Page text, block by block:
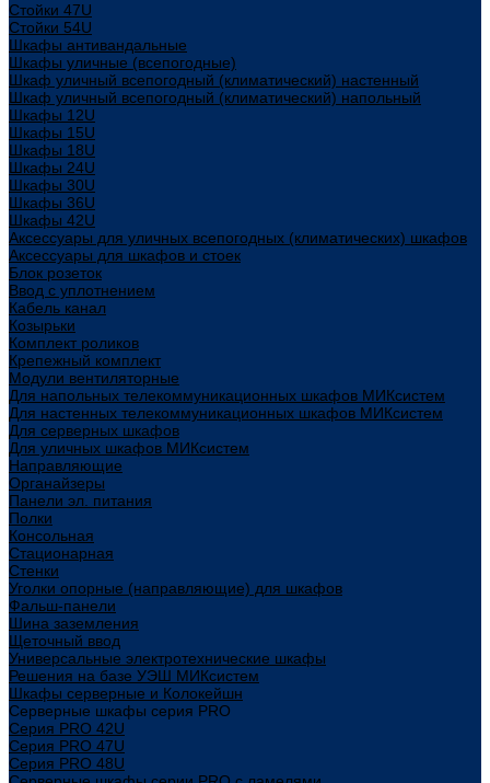
Стойки 47U
Стойки 54U
Шкафы антивандальные
Шкафы уличные (всепогодные)
Шкаф уличный всепогодный (климатический) настенный
Шкаф уличный всепогодный (климатический) напольный
Шкафы 12U
Шкафы 15U
Шкафы 18U
Шкафы 24U
Шкафы 30U
Шкафы 36U
Шкафы 42U
Аксессуары для уличных всепогодных (климатических) шкафов
Аксессуары для шкафов и стоек
Блок розеток
Ввод с уплотнением
Кабель канал
Козырьки
Комплект роликов
Крепежный комплект
Модули вентиляторные
Для напольных телекоммуникационных шкафов МИКсистем
Для настенных телекоммуникационных шкафов МИКсистем
Для серверных шкафов
Для уличных шкафов МИКсистем
Направляющие
Органайзеры
Панели эл. питания
Полки
Консольная
Стационарная
Стенки
Уголки опорные (направляющие) для шкафов
Фальш-панели
Шина заземления
Щеточный ввод
Универсальные электротехнические шкафы
Решения на базе УЭШ МИКсистем
Шкафы серверные и Колокейшн
Серверные шкафы серия PRO
Серия PRO 42U
Серия PRO 47U
Серия PRO 48U